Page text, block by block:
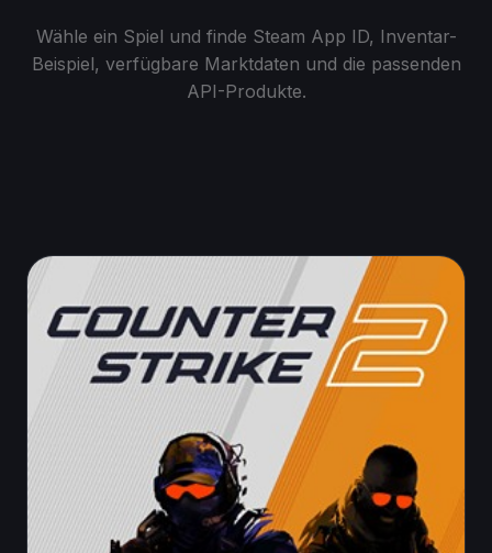
Wähle ein Spiel und finde Steam App ID, Inventar-
Beispiel, verfügbare Marktdaten und die passenden
API-Produkte.